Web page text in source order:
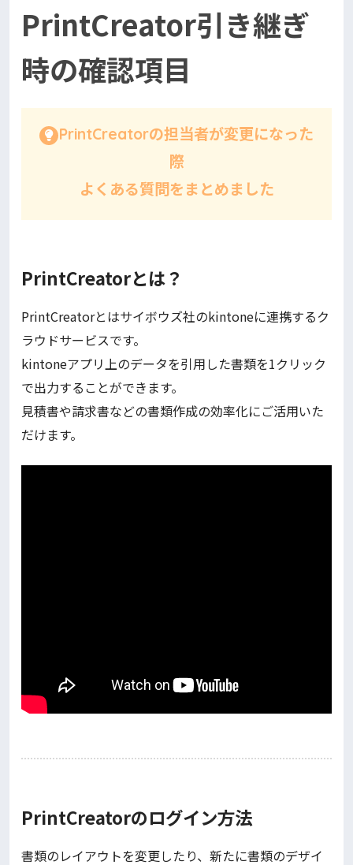
PrintCreator引き継ぎ
時の確認項目
PrintCreatorの担当者が変更になった
際
よくある質問をまとめました
PrintCreatorとは？
PrintCreatorとはサイボウズ社のkintoneに連携するク
ラウドサービスです。
kintoneアプリ上のデータを引用した書類を1クリック
で出力することができます。
見積書や請求書などの書類作成の効率化にご活用いた
だけます。
PrintCreatorのログイン方法
書類のレイアウトを変更したり、新たに書類のデザイ